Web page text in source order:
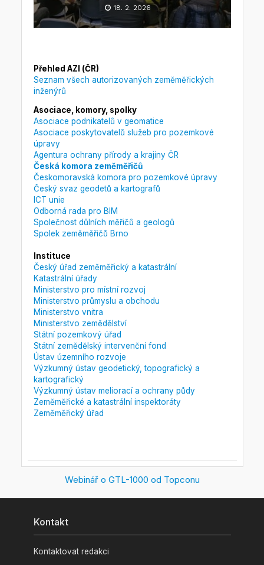
18. 2. 2026
Přehled AZI (ČR)
Seznam všech autorizovaných zeměměřických
inženýrů
Asociace, komory, spolky
Asociace podnikatelů v geomatice
Asociace poskytovatelů služeb pro pozemkové
úpravy
Agentura ochrany přírody a krajiny ČR
Česká komora zeměměřičů
Českomoravská komora pro pozemkové úpravy
Český svaz geodetů a kartografů
ICT unie
Odborná rada pro BIM
Společnost důlních měřičů a geologů
Spolek zeměměřičů Brno
Instituce
Český úřad zeměměřický a katastrální
Katastrální úřady
Ministerstvo pro místní rozvoj
Ministerstvo průmyslu a obchodu
Ministerstvo vnitra
Ministerstvo zemědělství
Státní pozemkový úřad
Státní zemědělský intervenční fond
Ústav územního rozvoje
Výzkumný ústav geodetický, topografický a
kartografický
Výzkumný ústav meliorací a ochrany půdy
Zeměměřické a katastrální inspektoráty
Zeměměřický úřad
Webinář o GTL-1000 od Topconu
Kontakt
Kontaktovat redakci